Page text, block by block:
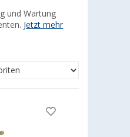
und Wartung
Jetzt mehr